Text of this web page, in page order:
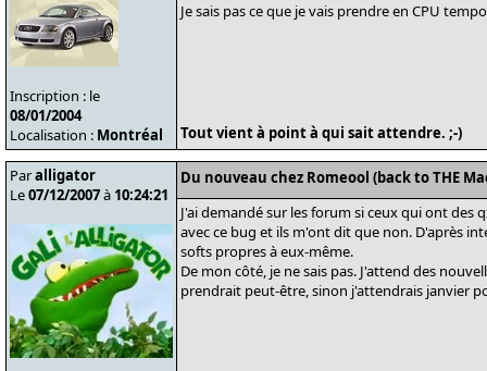
Inscription : le
08/01/2004
Localisation : Montréal
Je sais pas ce que je vais prendre en CPU
Tout vient à point à qui sait attendre. ;-)
Paralligator
Le07/12/2007à 10:24:21
Du nouveau chez Romeool (back to THE
J'ai demandé sur les forum si ceux qui ont des
avec ce bug et ils m'ont dit que non. D'après
softs propres à eux-même.
De mon côté, je ne sais pas. J'attend des
prendrait peut-être, sinon j'attendrais janvier